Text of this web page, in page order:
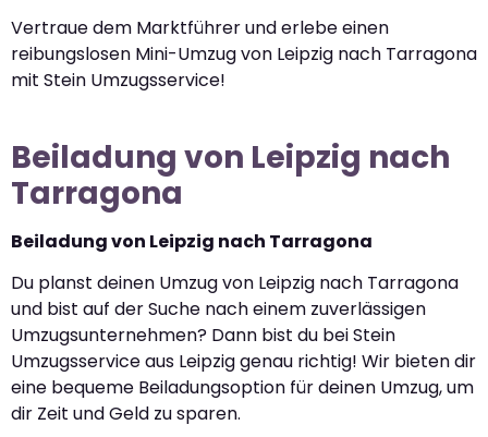
Vertraue dem Marktführer und erlebe einen
reibungslosen Mini-Umzug von Leipzig nach Tarragona
mit Stein Umzugsservice!
Beiladung von Leipzig nach
Tarragona
Beiladung von Leipzig nach Tarragona
Du planst deinen Umzug von Leipzig nach Tarragona
und bist auf der Suche nach einem zuverlässigen
Umzugsunternehmen? Dann bist du bei Stein
Umzugsservice aus Leipzig genau richtig! Wir bieten dir
eine bequeme Beiladungsoption für deinen Umzug, um
dir Zeit und Geld zu sparen.